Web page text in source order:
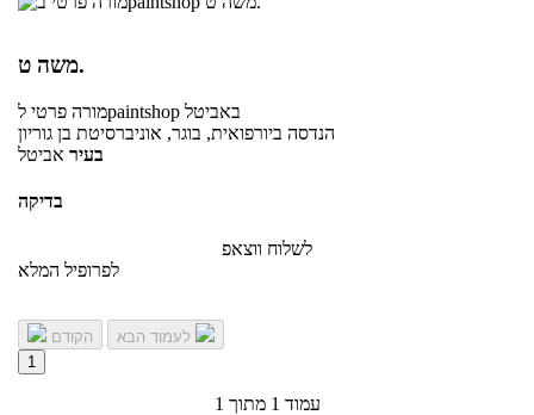
משה ט.
מורה פרטילpaintshop באביטל
הנדסה ביורפואית, בוגר, אוניברסיטת בן גוריון
בעיר אביטל
בדיקה
לשלוח ווצאפ
לפרופיל המלא
הקודם
1
עמוד 1 מתוך 1